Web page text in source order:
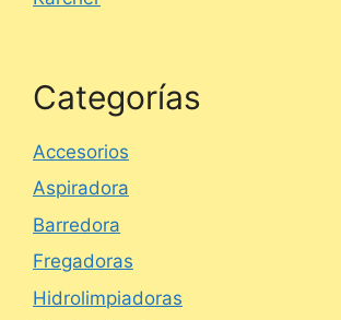
Categorías
Accesorios
Aspiradora
Barredora
Fregadoras
Hidrolimpiadoras